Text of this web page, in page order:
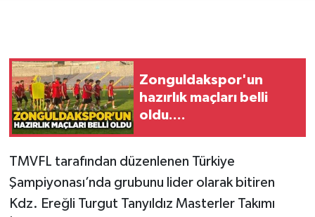
Zonguldakspor'un
hazırlık maçları belli
oldu....
TMVFL tarafından düzenlenen Türkiye
Şampiyonası’nda grubunu lider olarak bitiren
Kdz. Ereğli Turgut Tanyıldız Masterler Takımı
Ekonomi
Genel
Gökçebey
GÜNDEM
İş ilanı